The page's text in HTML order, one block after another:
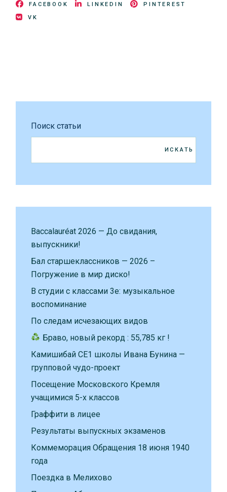
FACEBOOK LINKEDIN
PINTEREST
VK
Поиск статьи
ИСКАТЬ
Baccalauréat 2026 — До свидания,
выпускники!
Бал старшеклассников — 2026 –
Погружение в мир диско!
В студии с классами 3е: музыкальное
воспоминание
По следам исчезающих видов
Браво, новый рекорд : 55,785 кг !
Камишибай CE1 школы Ивана Бунина —
групповой чудо-проект
Посещение Московского Кремля
учащимися 5-х классов
Граффити в лицее
Результаты выпускных экзаменов
Коммеморация Обращения 18 июня 1940
года
Поездка в Мелихово